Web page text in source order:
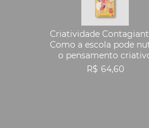
Criatividade
Como a escola pode
o pensamento
R$ 64,60